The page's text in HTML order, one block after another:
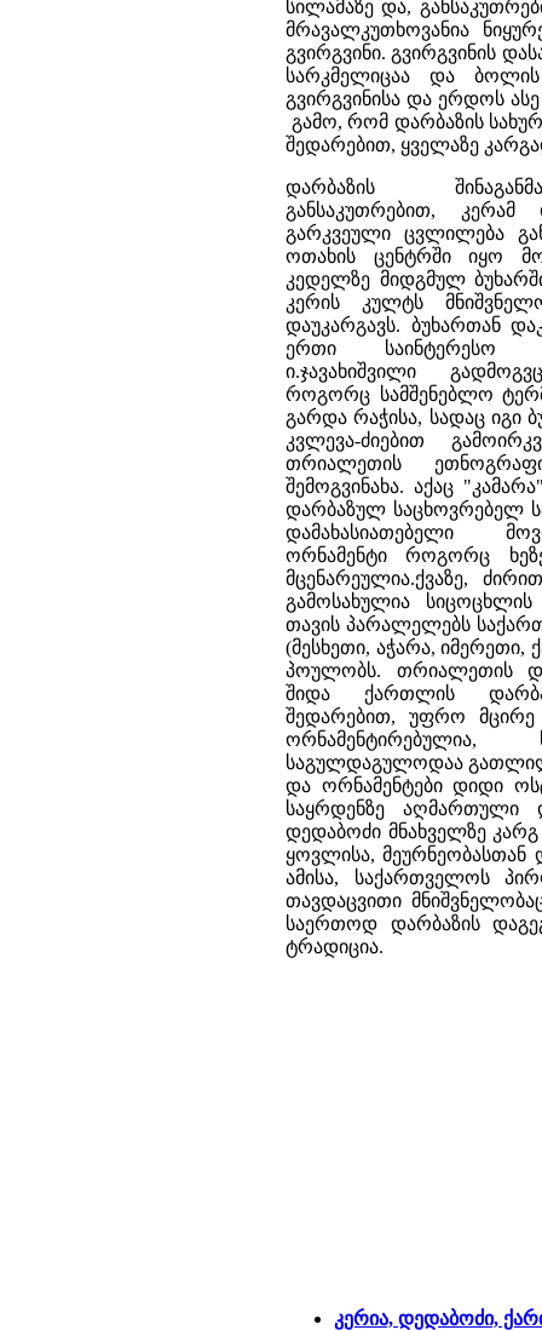
სილამაზე და,
მრავალკუთხოვანია
გვირგვინი. გვირგვინის
სარკმელიცაა და
გვირგვინისა და ერდოს
გამო, რომ დარბაზის
შედარებით, ყველაზე
დარბაზის
განსაკუთრებით,
გარკვეული ცვლილება
ოთახის ცენტრში იყო
კედელზე მიდგმულ
კერის კულტს
დაუკარგავს. ბუხართან
ერთი საინტერესო
ი.ჯავახიშვილი
როგორც სამშენებლო
გარდა რაჭისა, სადაც იგი
კვლევა-ძიებით
თრიალეთის
შემოგვინახა. აქაც
დარბაზულ საცხოვრებელ
დამახასიათებელი
ორნამენტი როგორც
მცენარეულია.ქვაზე,
გამოსახულია
თავის პარალელებს
(მესხეთი, აჭარა, იმერეთი,
პოულობს. თრიალეთის
შიდა ქართლის
შედარებით, უფრო
ორნამენტირებულია,
საგულდაგულოდაა
და ორნამენტები დიდი
საყრდენზე აღმართული
დედაბოძი მნახველზე
ყოვლისა, მეურნეობასთან
ამისა, საქართველოს
თავდაცვითი
საერთოდ დარბაზის
ტრადიცია.
კერია, დედაბოძი,